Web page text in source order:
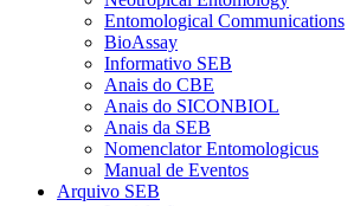
Entomological Communications
BioAssay
Informativo SEB
Anais do CBE
Anais do SICONBIOL
Anais da SEB
Nomenclator Entomologicus
Manual de Eventos
Arquivo SEB